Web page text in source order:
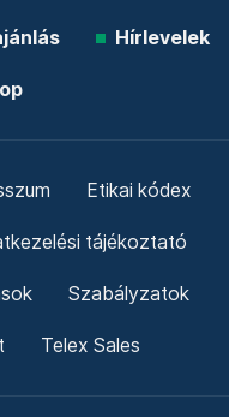
Hírlevelek
Etikai kódex
tájékoztató
Szabályzatok
Telex Sales